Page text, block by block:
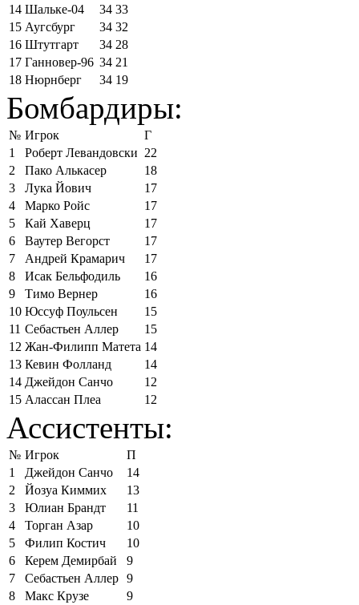
14 Шальке-04 34 33
15 Аугсбург 34 32
16 Штутгарт 34 28
17 Ганновер-96 34 21
18 Нюрнберг 34 19
Бомбардиры:
№ Игрок
Г
1
Роберт Левандовски 22
2
Пако Алькасер
18
3
Лука Йович
17
4
Марко Ройс
17
5
Кай Хаверц
17
6
Ваутер Вегорст
17
7
Андрей Крамарич
17
8
Исак Бельфодиль
16
9
Тимо Вернер
16
10 Юссуф Поульсен
15
11 Себастьен Аллер
15
12 Жан-Филипп Матета 14
13 Кевин Фолланд
14
14 Джейдон Санчо
12
15 Алассан Плеа 12
Ассистенты:
№ Игрок
П
1
Джейдон Санчо
14
2
Йозуа Киммих
13
3
Юлиан Брандт
11
4
Торган Азар
10
5
Филип Костич
10
6
Керем Демирбай
9
7
Себастьен Аллер 9
8
Макс Крузе
9